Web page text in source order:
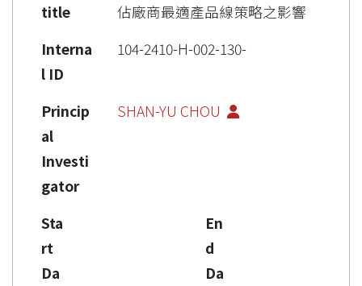
title
佔廠商最適產品線策略之影響
Interna
l ID
104-2410-H-002-130-
Princip
al
Investi
gator
SHAN-YU CHOU
Sta
rt
Da
En
d
Da